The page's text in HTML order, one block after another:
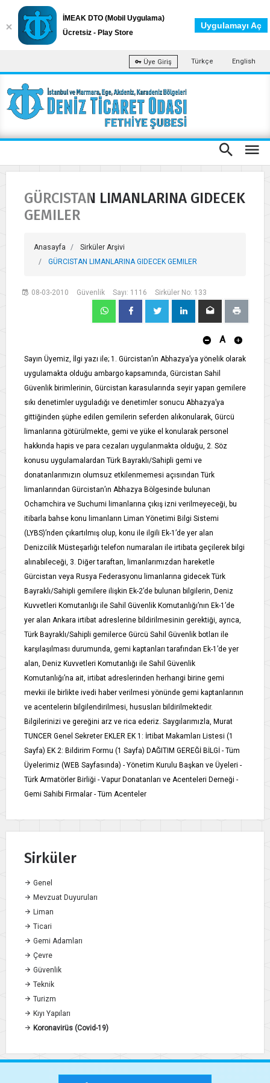
Üye Giriş Türkçe English
GÜRCISTAN LIMANLARINA GIDECEK
GEMILER
Anasayfa
Sirküler Arşivi
GÜRCISTAN LIMANLARINA GIDECEK GEMILER
08-03-2010 Güvenlik Sayı: 1116 Sirküler No: 133
A
Sayın Üyemiz, İlgi yazı ile; 1. Gürcistan’ın Abhazya’ya yönelik olarak
uygulamakta olduğu ambargo kapsamında, Gürcistan Sahil
Güvenlik birimlerinin, Gürcistan karasularında seyir yapan gemilere
sıkı denetimler uyguladığı ve denetimler sonucu Abhazya’ya
gittiğinden şüphe edilen gemilerin seferden alıkonularak, Gürcü
limanlarına götürülmekte, gemi ve yüke el konularak personel
hakkında hapis ve para cezaları uygulanmakta olduğu, 2. Söz
konusu uygulamalardan Türk Bayraklı/Sahipli gemi ve
donatanlarımızın olumsuz etkilenmemesi açısından Türk
limanlarından Gürcistan’ın Abhazya Bölgesinde bulunan
Ochamchira ve Suchumi limanlarına çıkış izni verilmeyeceği, bu
itibarla bahse konu limanların Liman Yönetimi Bilgi Sistemi
(LYBS)’nden çıkartılmış olup, konu ile ilgili Ek-1’de yer alan
Denizcilik Müsteşarlığı telefon numaraları ile irtibata geçilerek bilgi
alınabileceği, 3. Diğer taraftan, limanlarımızdan hareketle
Gürcistan veya Rusya Federasyonu limanlarına gidecek Türk
Bayraklı/Sahipli gemilere ilişkin Ek-2’de bulunan bilgilerin, Deniz
Kuvvetleri Komutanlığı ile Sahil Güvenlik Komutanlığı’nın Ek-1’de
yer alan Ankara irtibat adreslerine bildirilmesinin gerektiği, ayrıca,
Türk Bayraklı/Sahipli gemilerce Gürcü Sahil Güvenlik botları ile
karşılaşılması durumunda, gemi kaptanları tarafından Ek-1’de yer
alan, Deniz Kuvvetleri Komutanlığı ile Sahil Güvenlik
Komutanlığı’na ait, irtibat adreslerinden herhangi birine gemi
mevkii ile birlikte ivedi haber verilmesi yönünde gemi kaptanlarının
ve acentelerin bilgilendirilmesi, hususları bildirilmektedir.
Bilgilerinizi ve gereğini arz ve rica ederiz. Saygılarımızla, Murat
TUNCER Genel Sekreter EKLER EK 1: İrtibat Makamları Listesi (1
Sayfa) EK 2: Bildirim Formu (1 Sayfa) DAĞITIM GEREĞİ BİLGİ - Tüm
Üyelerimiz (WEB Sayfasında) - Yönetim Kurulu Başkan ve Üyeleri -
Türk Armatörler Birliği - Vapur Donatanları ve Acenteleri Derneği -
Gemi Sahibi Firmalar - Tüm Acenteler
Sirküler
Genel
Mevzuat Duyuruları
Liman
Ticari
Gemi Adamları
Çevre
Güvenlik
Teknik
Turizm
Kıyı Yapıları
Koronavirüs (Covid-19)
İMEAK DTO (Mobil Uygulama)
Ücretsiz - Play Store
Uygulamayı Aç